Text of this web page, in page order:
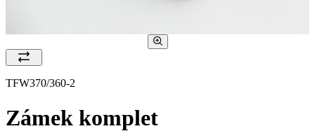
TFW370/360-2
Zámek komplet